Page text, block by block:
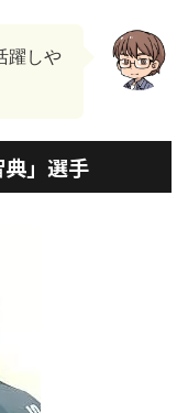
躍しや
」選手